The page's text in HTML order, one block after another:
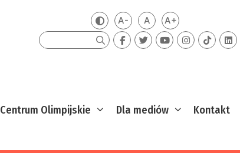
Zmień kontrast
A-Mniejsza czcionka
ADomyślna czcionka
A+Większa
Szukaj
Centrum Olimpijskie Dla mediów Kontakt